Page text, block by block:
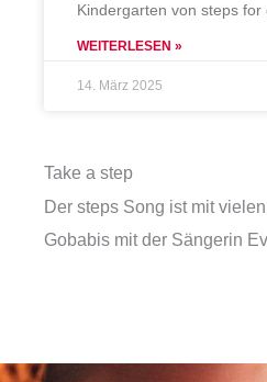
Kindergarten von steps for
WEITERLESEN »
14. März 2025
Take a step
Der steps Song ist mit
Gobabis mit der Sängerin